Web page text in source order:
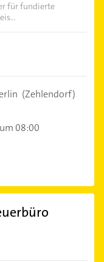
für fundierte
(Zehlendorf)
08:00